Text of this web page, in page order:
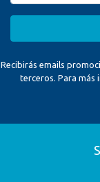
Recibirás emails
terceros. Para más